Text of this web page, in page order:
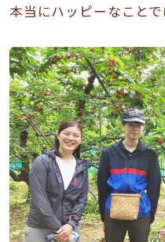
本当にハッピーなことで